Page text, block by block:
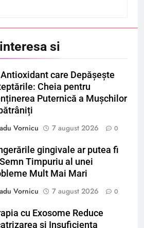
si
Antioxidant care Depășește
Cheia pentru
Puternică a Mușchilor
Vornicu
7 august 2026 0
gingivale ar putea fi
Timpuriu al unei
Mult Mai Mari
Vornicu
7 august 2026 0
cu Exosome Reduce
și Insuficiența